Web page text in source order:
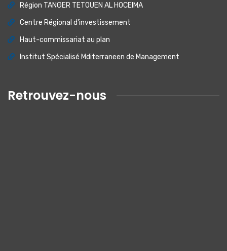
Région TANGER TETOUEN AL HOCEIMA
Centre Régional d'investissement
Haut-commissariat au plan
Institut Spécialisé Mditerraneen de Management
Retrouvez-nous